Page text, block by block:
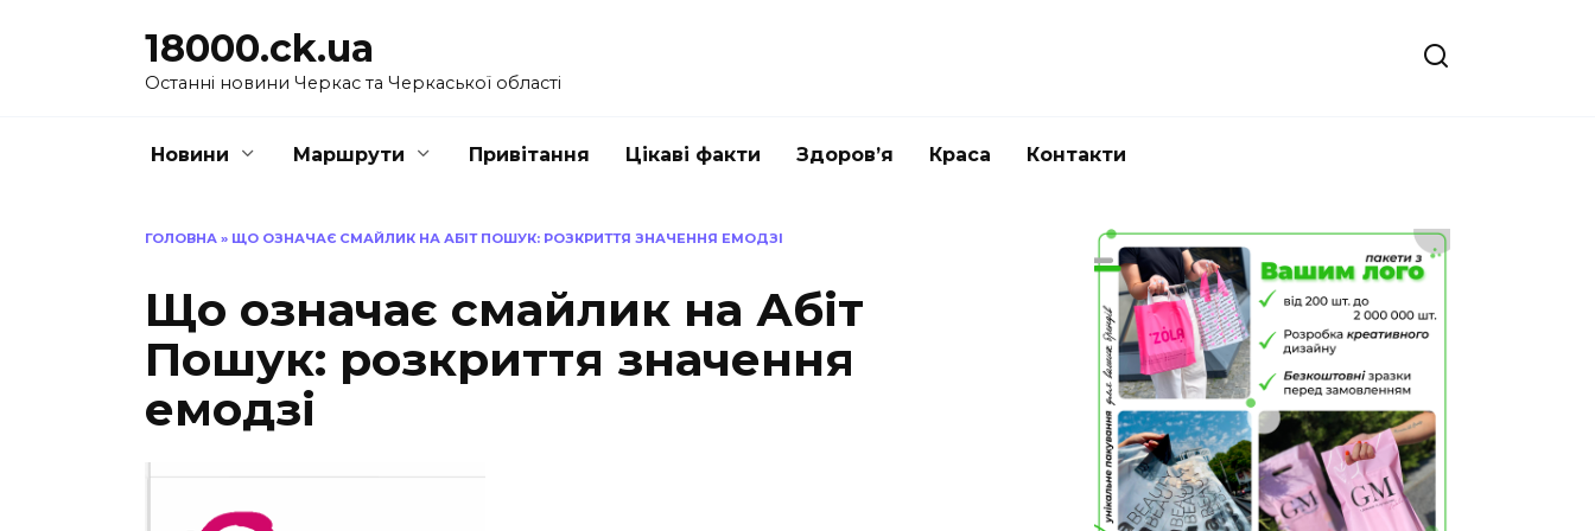
18000.ck.ua
Останні новини Черкас та Черкаської області
Новини Маршрути Привітання Цікаві факти Здоров’я Краса Контакти
ГОЛОВНА » ЩО ОЗНАЧАЄ СМАЙЛИК НА АБІТ ПОШУК: РОЗКРИТТЯ ЗНАЧЕННЯ ЕМОДЗІ
Що означає смайлик на Абіт
Пошук: розкриття значення
емодзі